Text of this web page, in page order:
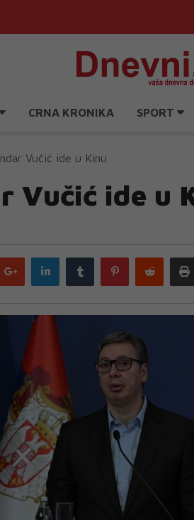
CRNA KRONIKA SPORT
Vučić ide u Kinu
Vučić ide u
Google
plus
LinkedIn Tumblr PinterestReddit